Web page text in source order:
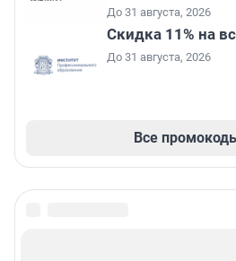
До 31 августа, 2026
Скидка 11% на
До 31 августа, 2026
Все